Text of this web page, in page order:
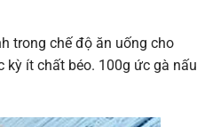
trong chế độ ăn uống cho
kỳ ít chất béo. 100g ức gà nấu